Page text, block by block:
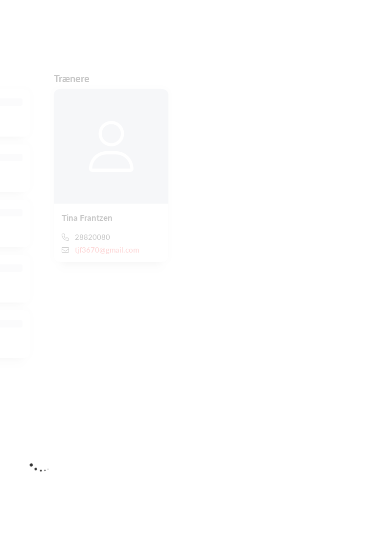
Trænere
Tina Frantzen
28820080
tjf3670@gmail.com